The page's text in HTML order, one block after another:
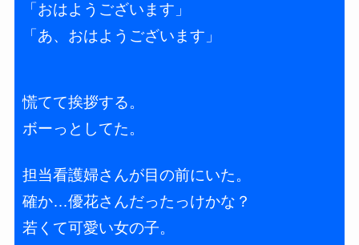
「おはようございます」
「あ、おはようございます」
慌てて挨拶する。
ボーっとしてた。
担当看護婦さんが目の前にいた。
確か…優花さんだったっけかな？
若くて可愛い女の子。